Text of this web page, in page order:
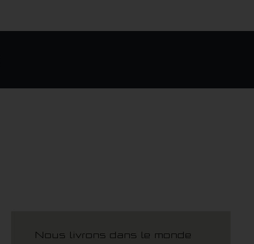
Nous livrons dans le monde